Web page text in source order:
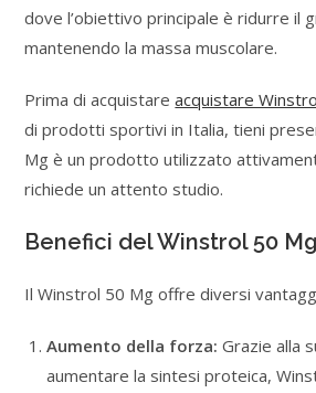
dove l’obiettivo principale è ridurre il
mantenendo la massa muscolare.
Prima di acquistareacquistare
di prodotti sportivi in ​​Italia, tieni
Mg è un prodotto utilizzato
richiede un attento studio.
Benefici del Winstrol 50
Il Winstrol 50 Mg offre diversi
Aumento della forza: Grazie alla
aumentare la sintesi proteica,